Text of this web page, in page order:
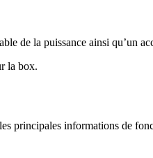
de la puissance ainsi qu’un
la box.
principales informations de